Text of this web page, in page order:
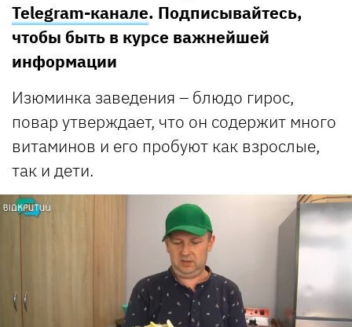
Telegram-канале. Подписывайтесь,
чтобы быть в курсе важнейшей
информации
Изюминка заведения – блюдо гирос,
повар утверждает, что он содержит много
витаминов и его пробуют как взрослые,
так и дети.